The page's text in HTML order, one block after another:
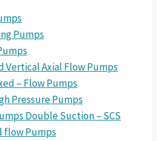
Pumps
Vertical Axial Flow Pumps
– Flow Pumps
Pressure Pumps
Double Suction – SCS
flow Pumps